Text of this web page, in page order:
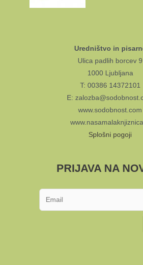
Uredništvo in
Ulica padlih borcev 9
1000 Ljubljana
T: 00386 14372101
E:
www.sodobnost.com
Splošni pogoji
PRIJAVA NA